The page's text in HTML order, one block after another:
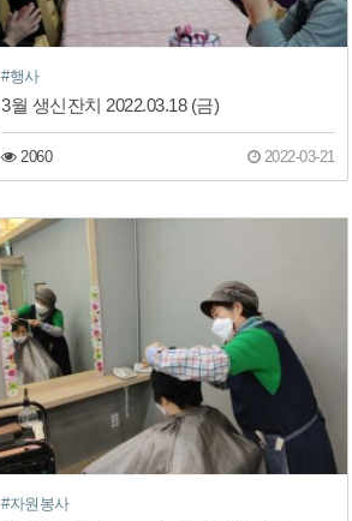
#행사
3월 생신잔치 2022.03.18 (금)
2060 2022-03-21
#자원봉사